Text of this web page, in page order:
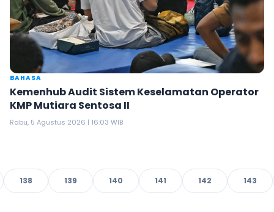
BAHASA
Kemenhub Audit Sistem Keselamatan Operator
KMP Mutiara Sentosa II
Rabu, 5 Agustus 2026 | 16:03 WIB
138 139 140 141 142 143